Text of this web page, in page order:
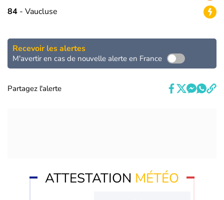
84 - Vaucluse
Recevoir les alertes
M'avertir en cas de nouvelle alerte en France
Partagez l'alerte
ATTESTATION MÉTÉO